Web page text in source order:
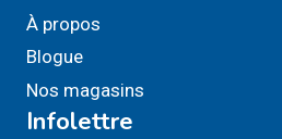
À propos
Blogue
Nos magasins
Infolettre